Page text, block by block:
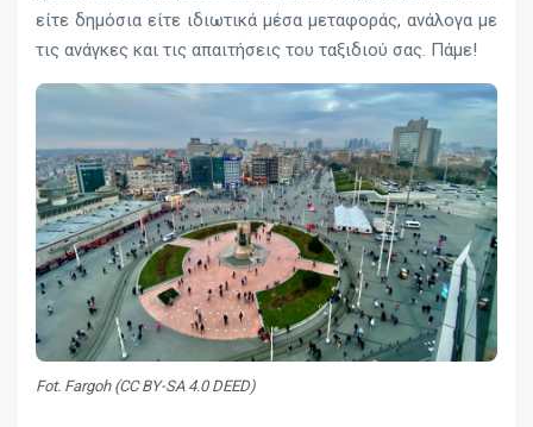
είτε δημόσια είτε ιδιωτικά μέσα μεταφοράς, ανάλογα με
τις ανάγκες και τις απαιτήσεις του ταξιδιού σας. Πάμε!
Fot. Fargoh (CC BY-SA 4.0 DEED)